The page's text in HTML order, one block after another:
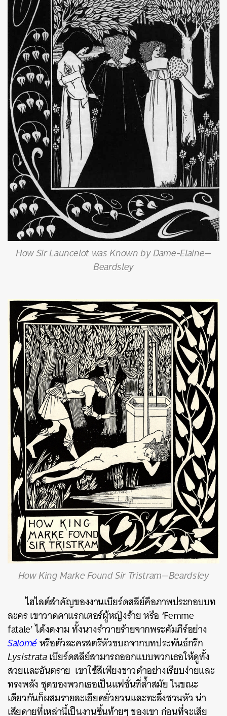
How Sir Launcelot was Known by Dame-Elaine—
Beardsley
How King Marke Found Sir Tristram—Beardsley
ไฮไลต์สำคัญของงานเบียร์ดสลีย์คือภาพประกอบบท
ละคร เขาวาดคาแรกเตอร์ผู้หญิงร้าย หรือ ‘Femme
fatale’ ได้งดงาม ทั้งนางรำวายร้ายจากพระคัมภีร์อย่าง
Saloméหรือตัวละครสตรีหัวขบถจากบทประพันธ์กรีก
Lysistrataเบียร์ดสลีย์สามารถออกแบบพวกเธอให้ดูทั้ง
สวยและอันตราย เขาใช้สีเพียงขาวดำอย่างเรียบง่ายและ
ทรงพลัง ชุดของพวกเธอเป็นแฟชั่นที่ล้ำสมัย ในขณะ
เดียวกันก็ผสมรายละเอียดยั่วยวนและทะลึ่งชวนหัวน่า
เสียดายที่เหล่านี้เป็นงานชิ้นท้ายๆ ของเขา ก่อนที่จะเสีย